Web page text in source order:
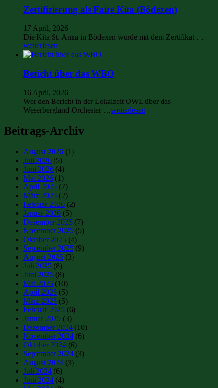
Zertifizierung als Faire Kita (Bödexen)
17 April, 2026
Die Kita St. Anna in Bödexen wurde mit dem Zertifikat …
weiterlesen
Bericht über das WBO
16 April, 2026
Wer den Bericht in der Lokalzeit OWL über das
Weserbergland-Orchester …weiterlesen
Beitrags-Archiv
August 2026 (1)
Juli 2026 (5)
Juni 2026 (4)
Mai 2026 (1)
April 2026 (7)
März 2026 (2)
Februar 2026 (2)
Januar 2026 (5)
Dezember 2025 (7)
November 2025 (5)
Oktober 2025 (4)
September 2025 (9)
August 2025 (3)
Juli 2025 (8)
Juni 2025 (8)
Mai 2025 (10)
April 2025 (5)
März 2025 (5)
Februar 2025 (6)
Januar 2025 (3)
Dezember 2024 (10)
November 2024 (6)
Oktober 2024 (6)
September 2024 (3)
August 2024 (3)
Juli 2024 (6)
Juni 2024 (4)